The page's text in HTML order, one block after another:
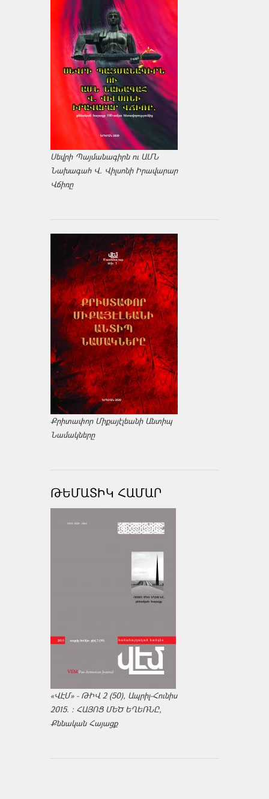
Սեվրի Պայմանագիրն ու ԱՄՆ
Նախագահ Վ. Վիլսոնի Իրավարար
Վճիռը
Քրիտափոր Միքայէլեանի Անտիպ
Նամակները
ԹԵՄԱՏԻԿ ՀԱՄԱՐ
«ՎԷՄ» - ԹԻՎ 2 (50), Ապրիլ-Հունիս
2015. : ՀԱՅՈՑ ՄԵԾ ԵՂԵՌՆԸ,
Քննական Հայացք